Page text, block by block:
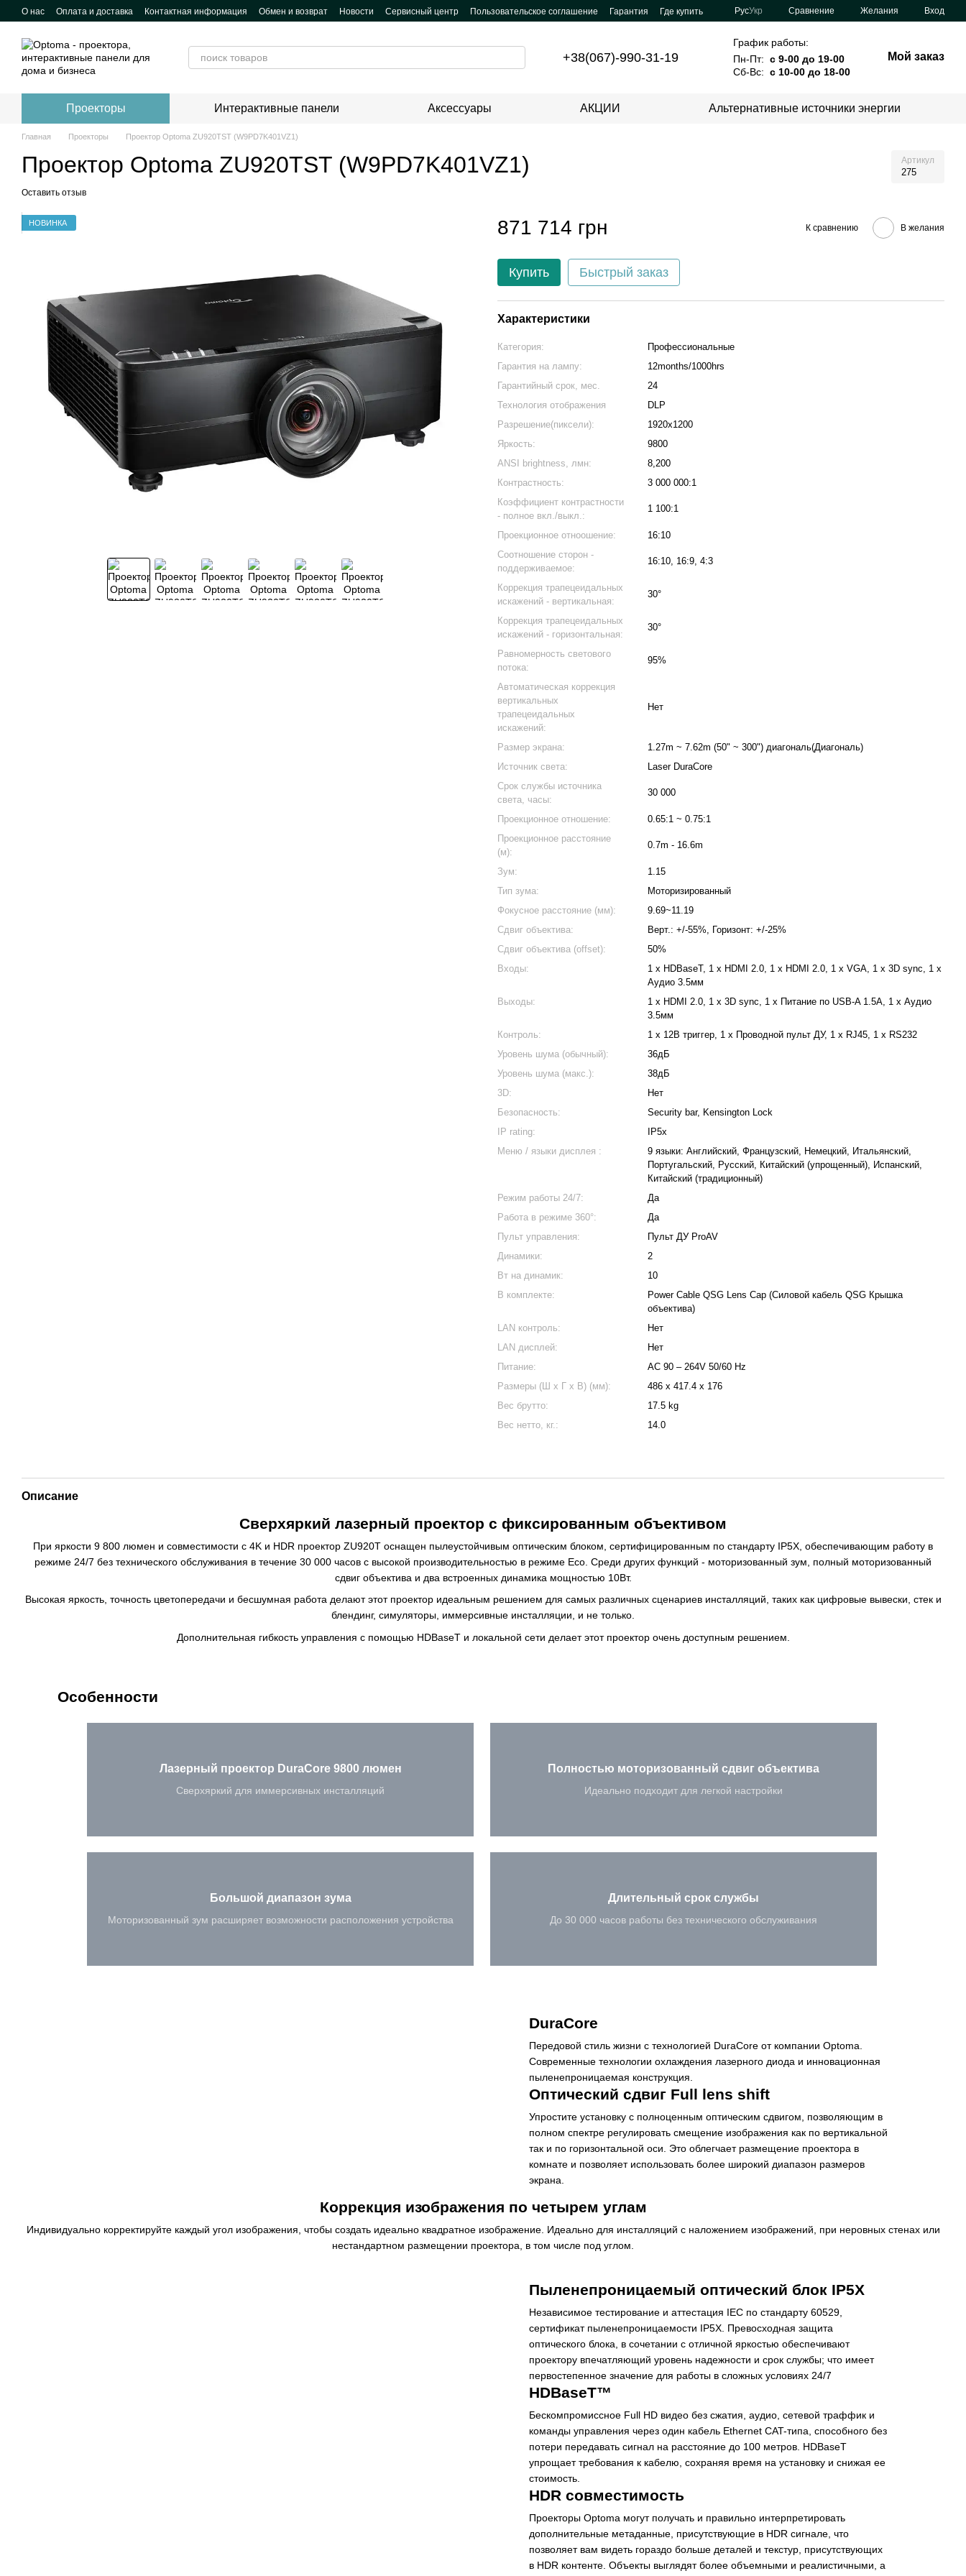
Перейти к основному контенту
О нас Оплата и доставка Контактная информация Обмен и возврат Новости Сервисный центр Пользовательское соглашение Гарантия Где купить РусУкр Сравнение Желания Вход
+38(067)-990-31-19
График работы:
Пн-Пт: с 9-00 до 19-00
Сб-Вс: с 10-00 до 18-00
Мой заказ
Проекторы Интерактивные панели Аксессуары АКЦИИ Альтернативные источники энергии
Главная Проекторы Проектор Optoma ZU920TST (W9PD7K401VZ1)
Проектор Optoma ZU920TST (W9PD7K401VZ1) Артикул
275
Оставить отзыв
НОВИНКА 871 714 грн К сравнению В желания
Купить Быстрый заказ
Характеристики
Категория:
Профессиональные
Гарантия на лампу:
12months/1000hrs
Гарантийный срок, мес.
24
Технология отображения
DLP
Разрешение(пиксели):
1920х1200
Яркость:
9800
ANSI brightness, лмн:
8,200
Контрастность:
3 000 000:1
Коэффициент контрастности
- полное вкл./выкл.:
1 100:1
Проекционное отноошение:
16:10
Соотношение сторон -
поддерживаемое:
16:10, 16:9, 4:3
Коррекция трапецеидальных
искажений - вертикальная:
30°
Коррекция трапецеидальных
искажений - горизонтальная:
30°
Равномерность светового
потока:
95%
Автоматическая коррекция
вертикальных
трапецеидальных
искажений:
Нет
Размер экрана:
1.27m ~ 7.62m (50" ~ 300") диагональ(Диагональ)
Источник света:
Laser DuraCore
Срок службы источника
света, часы:
30 000
Проекционное отношение:
0.65:1 ~ 0.75:1
Проекционное расстояние
(м):
0.7m - 16.6m
Зум:
1.15
Тип зума:
Моторизированный
Фокусное расстояние (мм):
9.69~11.19
Сдвиг объектива:
Верт.: +/-55%, Горизонт: +/-25%
Сдвиг объектива (offset):
50%
Входы:
1 x HDBaseT, 1 x HDMI 2.0, 1 x HDMI 2.0, 1 x VGA, 1 x 3D sync, 1 x
Аудио 3.5мм
Выходы:
1 x HDMI 2.0, 1 x 3D sync, 1 x Питание по USB-A 1.5A, 1 x Аудио
3.5мм
Контроль:
1 x 12В триггер, 1 x Проводной пульт ДУ, 1 x RJ45, 1 x RS232
Уровень шума (обычный):
36дБ
Уровень шума (макс.):
38дБ
3D:
Нет
Безопасность:
Security bar, Kensington Lock
IP rating:
IP5x
Меню / языки дисплея :
9 языки: Английский, Французский, Немецкий, Итальянский,
Португальский, Русский, Китайский (упрощенный), Испанский,
Китайский (традиционный)
Режим работы 24/7:
Да
Работа в режиме 360°:
Да
Пульт управления:
Пульт ДУ ProAV
Динамики:
2
Вт на динамик:
10
В комплекте:
Power Cable QSG Lens Cap (Силовой кабель QSG Крышка
объектива)
LAN контроль:
Нет
LAN дисплей:
Нет
Питание:
AC 90 – 264V 50/60 Hz
Размеры (Ш x Г x В) (мм):
486 x 417.4 x 176
Вес брутто:
17.5 kg
Вес нетто, кг.:
14.0
Описание
Сверхяркий лазерный проектор с фиксированным объективом
При яркости 9 800 люмен и совместимости с 4K и HDR проектор ZU920T оснащен пылеустойчивым оптическим блоком, сертифицированным по стандарту IP5X, обеспечивающим работу в
режиме 24/7 без технического обслуживания в течение 30 000 часов с высокой производительностью в режиме Eco. Среди других функций - моторизованный зум, полный моторизованный
сдвиг объектива и два встроенных динамика мощностью 10Вт.
Высокая яркость, точность цветопередачи и бесшумная работа делают этот проектор идеальным решением для самых различных сценариев инсталляций, таких как цифровые вывески, стек и
блендинг, симуляторы, иммерсивные инсталляции, и не только.
Дополнительная гибкость управления с помощью HDBaseT и локальной сети делает этот проектор очень доступным решением.
Особенности
Лазерный проектор DuraCore 9800 люмен
Сверхяркий для иммерсивных инсталляций
Полностью моторизованный сдвиг объектива
Идеально подходит для легкой настройки
Большой диапазон зума
Моторизованный зум расширяет возможности расположения устройства
Длительный срок службы
До 30 000 часов работы без технического обслуживания
DuraCore
Передовой стиль жизни с технологией DuraCore от компании Optoma.
Современные технологии охлаждения лазерного диода и инновационная
пыленепроницаемая конструкция.
Оптический сдвиг Full lens shift
Упростите установку с полноценным оптическим сдвигом, позволяющим в
полном спектре регулировать смещение изображения как по вертикальной
так и по горизонтальной оси. Это облегчает размещение проектора в
комнате и позволяет использовать более широкий диапазон размеров
экрана.
Коррекция изображения по четырем углам
Индивидуально корректируйте каждый угол изображения, чтобы создать идеально квадратное изображение. Идеально для инсталляций с наложением изображений, при неровных стенах или
нестандартном размещении проектора, в том числе под углом.
Пыленепроницаемый оптический блок IP5X
Независимое тестирование и аттестация IEC по стандарту 60529,
сертификат пыленепроницаемости IP5X. Превосходная защита
оптического блока, в сочетании с отличной яркостью обеспечивают
проектору впечатляющий уровень надежности и срок службы; что имеет
первостепенное значение для работы в сложных условиях 24/7
HDBaseT™
Бескомпромиссное Full HD видео без сжатия, аудио, сетевой траффик и
команды управления через один кабель Ethernet CAT-типа, способного без
потери передавать сигнал на расстояние до 100 метров. HDBaseT
упрощает требования к кабелю, сохраняя время на установку и снижая ее
стоимоcть.
HDR совместимость
Проекторы Optoma могут получать и правильно интерпретировать
дополнительные метаданные, присутствующие в HDR сигнале, что
позволяет вам видеть гораздо больше деталей и текстур, присутствующих
в HDR контенте. Объекты выглядят более объемными и реалистичными, а